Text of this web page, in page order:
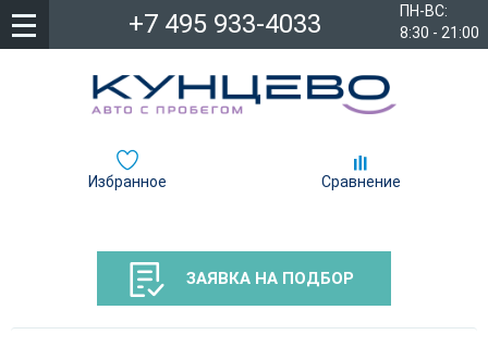
ПН-ВС:
8:30 - 21:00
+7 495 933-4033
Избранное Сравнение
ЗАЯВКА НА ПОДБОР